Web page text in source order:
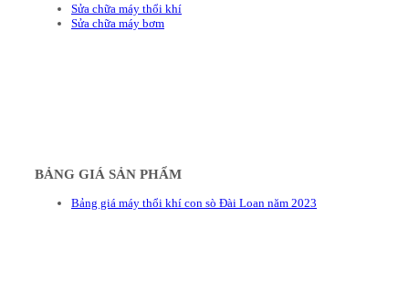
Sửa chữa máy thổi khí
Sửa chữa máy bơm
BẢNG GIÁ SẢN PHẨM
Bảng giá máy thổi khí con sò Đài Loan năm 2023